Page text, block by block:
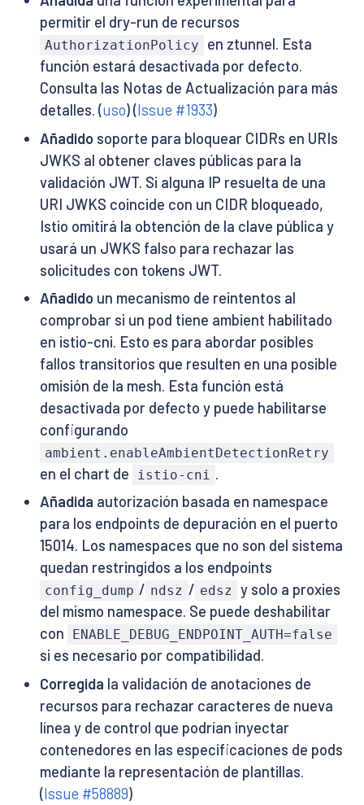
permitir el dry-run de recursos
AuthorizationPolicy
en ztunnel. Esta
función estará desactivada por defecto.
Consulta las Notas de Actualización para más
detalles. (uso) (Issue #1933)
Añadidosoporte para bloquear CIDRs en URIs
JWKS al obtener claves públicas para la
validación JWT. Si alguna IP resuelta de una
URI JWKS coincide con un CIDR bloqueado,
Istio omitirá la obtención de la clave pública y
usará un JWKS falso para rechazar las
solicitudes con tokens JWT.
Añadidoun mecanismo de reintentos al
comprobar si un pod tiene ambient habilitado
en istio-cni. Esto es para abordar posibles
fallos transitorios que resulten en una posible
omisión de la mesh. Esta función está
desactivada por defecto y puede habilitarse
configurando
ambient.enableAmbientDetectionRetry
en el chart de istio-cni .
Añadida autorización basada en namespace
para los endpoints de depuración en el puerto
15014. Los namespaces que no son del sistema
quedan restringidos a los endpoints
config_dump / ndsz / edsz y solo a proxies
del mismo namespace. Se puede deshabilitar
con
ENABLE_DEBUG_ENDPOINT_AUTH=false
si es necesario por compatibilidad.
Corregida la validación de anotaciones de
recursos para rechazar caracteres de nueva
línea y de control que podrían inyectar
contenedores en las especificaciones de pods
mediante la representación de plantillas.
(Issue #58889)